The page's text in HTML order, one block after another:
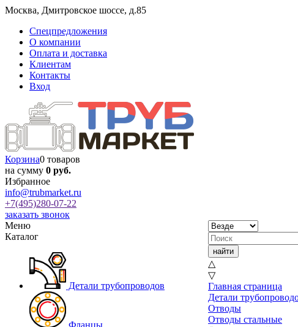
Москва, Дмитровское шоссе, д.85
Спецпредложения
О компании
Оплата и доставка
Клиентам
Контакты
Вход
Корзина0 товаров
на сумму 0 руб.
Избранное
info@trubmarket.ru
+7(495)280-07-22
заказать звонок
Меню
Каталог
Детали трубопроводов
Фланцы
△
▽
Главная страница
Детали
Отводы
Отводы стальные